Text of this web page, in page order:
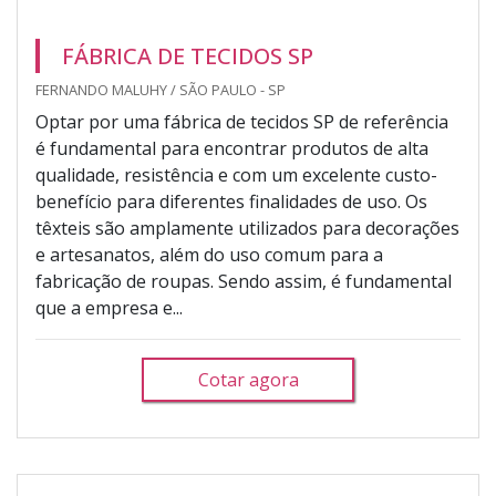
FÁBRICA DE TECIDOS SP
FERNANDO MALUHY / SÃO PAULO - SP
Optar por uma fábrica de tecidos SP de referência
é fundamental para encontrar produtos de alta
qualidade, resistência e com um excelente custo-
benefício para diferentes finalidades de uso. Os
têxteis são amplamente utilizados para decorações
e artesanatos, além do uso comum para a
fabricação de roupas. Sendo assim, é fundamental
que a empresa e...
Cotar agora